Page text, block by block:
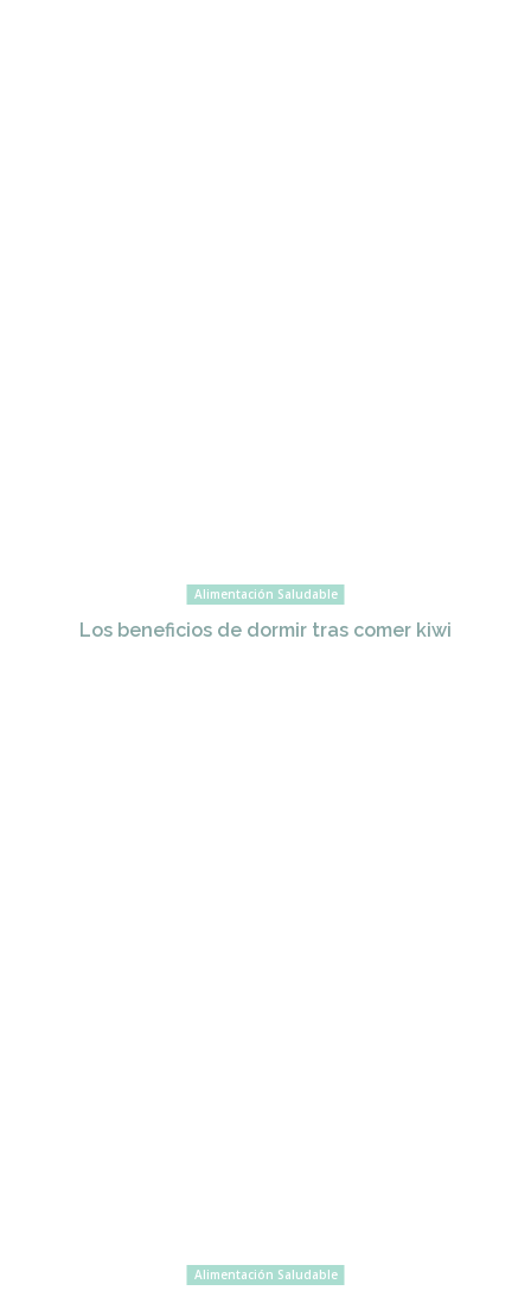
Alimentación Saludable
Los beneficios de dormir tras comer kiwi
Alimentación Saludable